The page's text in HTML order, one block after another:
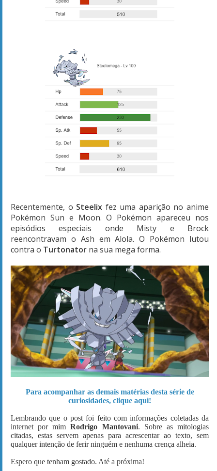
Recentemente, o Steelix fez uma aparição no anime
Pokémon Sun e Moon. O Pokémon apareceu nos
episódios especiais onde Misty e Brock
reencontravam o Ash em Alola. O Pokémon lutou
contra o Turtonator na sua mega forma.
Para acompanhar as demais matérias desta série de
curiosidades, clique aqui!
Lembrando que o post foi feito com informações coletadas da
internet por mimRodrigo Mantovani. Sobre as mitologias
citadas, estas servem apenas para acrescentar ao texto, sem
qualquer intenção de ferir ninguém e nenhuma crença alheia.
Espero que tenham gostado. Até a próxima!